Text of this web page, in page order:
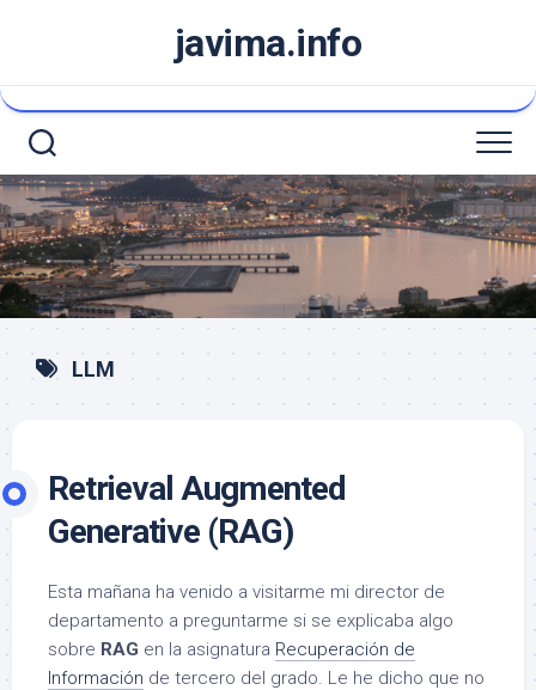
javima.info
LLM
Retrieval Augmented
Generative (RAG)
Esta mañana ha venido a visitarme mi director de
departamento a preguntarme si se explicaba algo
sobre RAG en la asignatura Recuperación de
Información de tercero del grado. Le he dicho que no